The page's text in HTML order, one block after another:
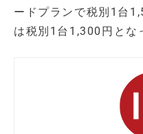
ードプランで税別1台
は税別1台1,300円とな